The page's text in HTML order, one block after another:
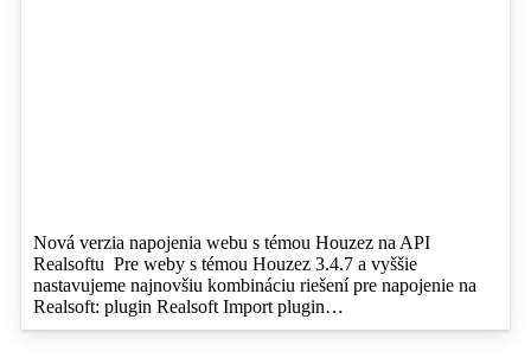
Nová verzia napojenia webu s témou Houzez na API
Realsoftu Pre weby s témou Houzez 3.4.7 a vyššie
nastavujeme najnovšiu kombináciu riešení pre napojenie na
Realsoft: plugin Realsoft Import plugin…